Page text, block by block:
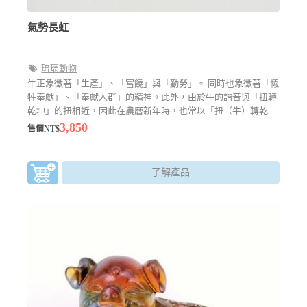
氣勢長虹
琉璃動物
牛正象徵著「生產」、「富饒」與「勤勞」。 同時也象徵著「犧
牲奉獻」、「奉獻人群」的精神。此外，由於牛的諧音與「扭轉
乾坤」的扭相近，因此在農曆新年時，也常以「扭（牛）轉乾
坤」作為牛年的吉祥話，因此在此句吉祥話的聯結下，牛也隱含
售價NT$3,850
了解產品